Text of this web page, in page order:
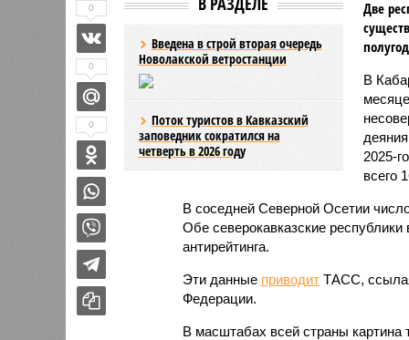
Введена в строй вторая очередь
Новолакской ветростанции
Поток туристов в Кавказский
заповедник сократился на
четверть в 2026 году
Две
В
2025-
всего
В соседней Северной Осетии
Обе северокавказские республики
антирейтинга.
Эти данные приводитТАСС,
Федерации.
В масштабах всей страны картина
0
0
0